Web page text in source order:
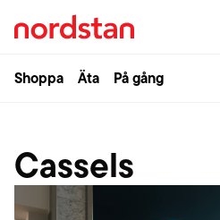
Shoppa Äta På gång
Cassels